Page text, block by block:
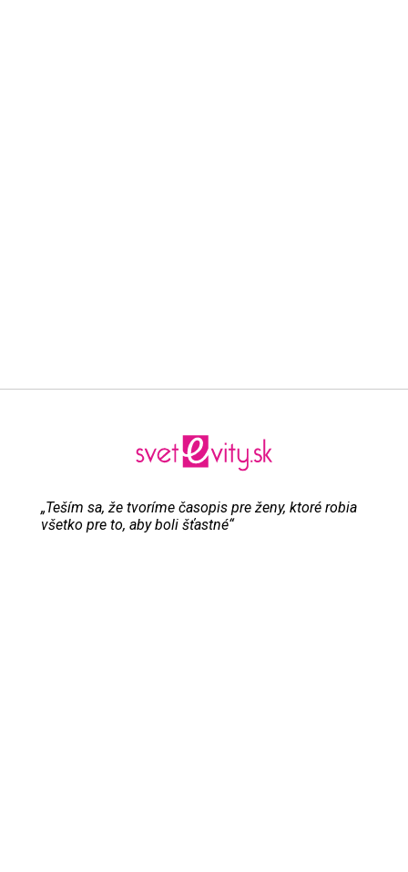
„Teším sa, že tvoríme časopis pre ženy, ktoré robia
všetko pre to, aby boli šťastné“